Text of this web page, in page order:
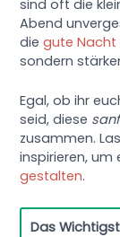
sind oft die
Abend
diegute Nacht
sondern
Egal, ob ihr
seid, diese
zusammen.
inspirieren,
gestalten.
Das